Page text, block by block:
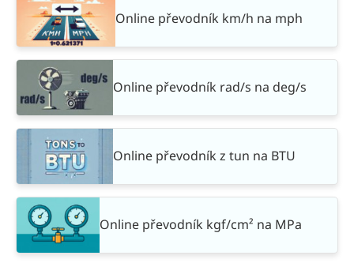
Online převodník km/h na mph
Online převodník rad/s na deg/s
Online převodník z tun na BTU
Online převodník kgf/cm² na MPa